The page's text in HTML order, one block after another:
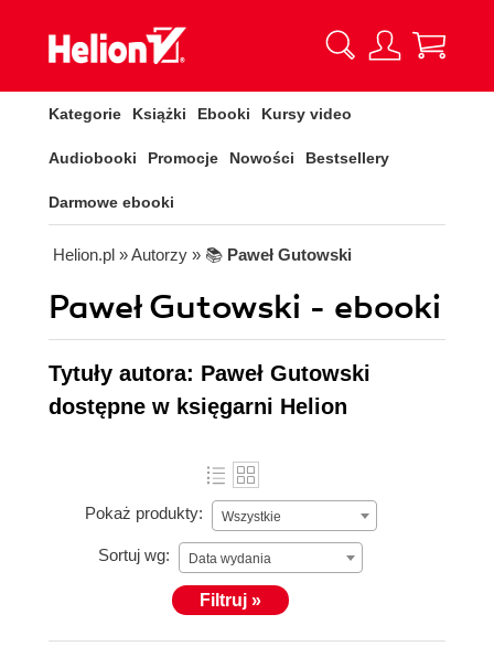
Kategorie Książki Ebooki Kursy video
Audiobooki Promocje Nowości Bestsellery
Darmowe ebooki
Helion.pl » Autorzy » 📚 Paweł Gutowski
Paweł Gutowski - ebooki
Tytuły autora: Paweł Gutowski
dostępne w księgarni Helion
Pokaż produkty: Wszystkie
Sortuj wg: Data wydania
Filtruj »